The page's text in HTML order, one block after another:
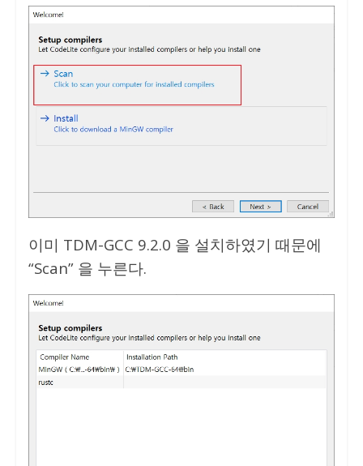
이미 TDM-GCC 9.2.0 을 설치하였기 때문에
“Scan” 을 누른다.